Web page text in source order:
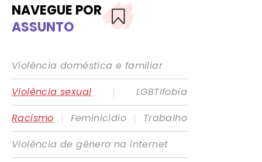
NAVEGUE POR
ASSUNTO
Violência doméstica e familiar
Violência sexual
|
LGBTIfobia
Racismo
| Feminicídio |
Trabalho
Violência de gênero na internet